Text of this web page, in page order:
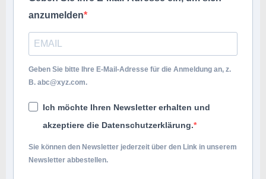
anzumelden
Geben Sie bitte Ihre E-Mail-Adresse für die Anmeldung an, z.
B. abc@xyz.com.
Ich möchte Ihren Newsletter erhalten und
akzeptiere die Datenschutzerklärung.
Sie können den Newsletter jederzeit über den Link in unserem
Newsletter abbestellen.